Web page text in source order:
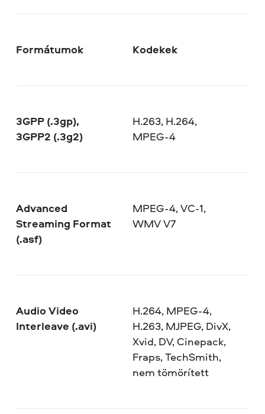
Formátumok Kodekek
3GPP (.3gp),
3GPP2 (.3g2)
H.263, H.264,
MPEG-4
Advanced
Streaming Format
(.asf)
MPEG-4, VC-1,
WMV V7
Audio Video
Interleave (.avi)
H.264, MPEG-4,
H.263, MJPEG, DivX,
Xvid, DV, Cinepack,
Fraps, TechSmith,
nem tömörített